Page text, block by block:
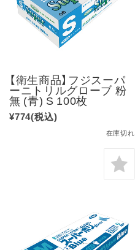
【衛生商品】フジスーパ
ーニトリルグローブ 粉
無 (青) S 100枚
¥774(税込)
在庫切れ